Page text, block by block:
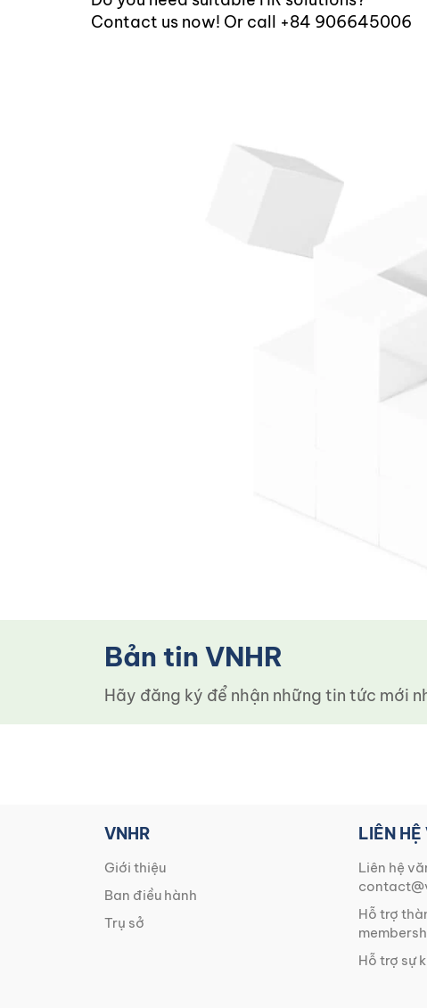
Contact us now! Or call +84 906645006
Bản tin VNHR
Hãy đăng ký để nhận những tin tức mới
VNHR
Giới thiệu
Ban điều hành
Trụ sở
LIÊN HỆ
Liên hệ
Hỗ trợ
Hỗ trợ sự